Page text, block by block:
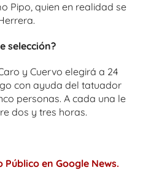
Pipo, quien en realidad se
selección?
y Cuervo elegirá a 24
con ayuda del tatuador
personas. A cada una le
dos y tres horas.
en Google News.